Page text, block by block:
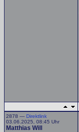
2878 — Direktlink
03.06.2025, 08:45 Uhr
Matthias Will